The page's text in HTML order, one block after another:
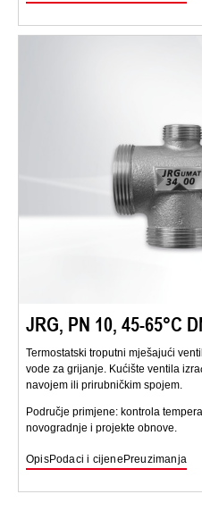
JRG, PN 10, 45-65°C
Termostatski troputni mješajući
vode za grijanje. Kućište ventila
navojem ili prirubničkim spojem.
Područje primjene: kontrola
novogradnje i projekte obnove.
OpisPodaci i cijenePreuzimanja